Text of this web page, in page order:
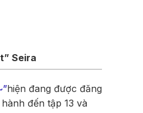
Seira
hiện đang được đăng
đến tập 13 và